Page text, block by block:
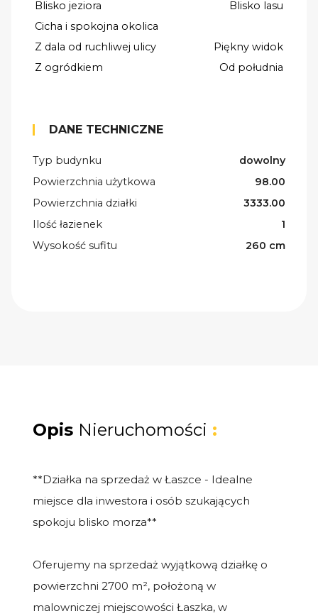
Blisko jeziora
Blisko lasu
Cicha i spokojna okolica
Z dala od ruchliwej ulicy
Piękny widok
Z ogródkiem
Od południa
DANE TECHNICZNE
Typ budynku
dowolny
Powierzchnia użytkowa
98.00
Powierzchnia działki
3333.00
Ilość łazienek
1
Wysokość sufitu
260 cm
Opis Nieruchomości :
**Działka na sprzedaż w Łaszce - Idealne
miejsce dla inwestora i osób szukających
spokoju blisko morza**
Oferujemy na sprzedaż wyjątkową działkę o
powierzchni 2700 m², położoną w
malowniczej miejscowości Łaszka, w